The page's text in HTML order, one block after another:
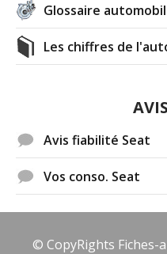
Glossaire
Les chiffres de
Avis fiabilité Seat
Vos conso. Seat
© CopyRights Fiches-